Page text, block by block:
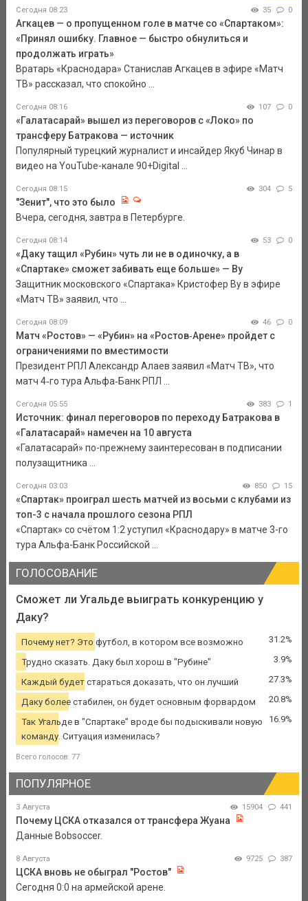
Сегодня 08:23 35 0
Агкацев — о пропущенном голе в матче со «Спартаком»:
«Принял ошибку. Главное — быстро обнулиться и
продолжать играть»
Вратарь «Краснодара» Станислав Агкацев в эфире «Матч
ТВ» рассказал, что спокойно ...
Сегодня 08:16 107 0
«Галатасарай» вышел из переговоров с «Локо» по
трансферу Батракова — источник
Популярный турецкий журналист и инсайдер Якуб Чинар в
видео на YouTube-канале 90+Digital ...
Сегодня 08:15 304 5
"Зенит", что это было
Вчера, сегодня, завтра в Петербурге.
Сегодня 08:14 53 0
«Даку тащил «Рубин» чуть ли не в одиночку, а в
«Спартаке» сможет забивать еще больше» — Ву
Защитник московского «Спартака» Кристофер Ву в эфире
«Матч ТВ» заявил, что ...
Сегодня 08:09 46 0
Матч «Ростов» — «Рубин» на «Ростов‑Арене» пройдет с
ограничениями по вместимости
Президент РПЛ Александр Алаев заявил «Матч ТВ», что
матч 4‑го тура Альфа‑Банк РПЛ ...
Сегодня 05:55 383 1
Источник: финал переговоров по переходу Батракова в
«Галатасарай» намечен на 10 августа
«Галатасарай» по-прежнему заинтересован в подписании
полузащитника ...
Сегодня 03:03 850 15
«Спартак» проиграл шесть матчей из восьми с клубами из
топ-3 с начала прошлого сезона РПЛ
«Спартак» со счётом 1:2 уступил «Краснодару» в матче 3-го
тура Альфа-Банк Российской ...
ГОЛОСОВАНИЕ
Сможет ли Угальде выиграть конкуренцию у
Даку?
Почему нет? Это футбол, в котором все возможно 31.2%
Трудно сказать. Даку был хорош в "Рубине" 3.9%
Каждый будет стараться доказать, что он лучший 27.3%
Даку более стабилен, он будет основным форвардом 20.8%
Так Угальде в "Спартаке" вроде бы подыскивали новую
команду. Ситуация изменилась?
16.9%
Всего голосов: 77
ПОПУЛЯРНОЕ
3 Августа 15904 441
Почему ЦСКА отказался от трансфера Жуана
Данные Bobsoccer.
8 Августа 9725 387
ЦСКА вновь не обыграл "Ростов"
Сегодня 0:0 на армейской арене.